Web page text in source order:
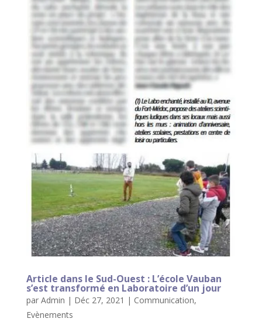
Article dans le Sud-Ouest : L’école Vauban
s’est transformé en Laboratoire d’un jour
par Admin | Déc 27, 2021 | Communication,
Evènements